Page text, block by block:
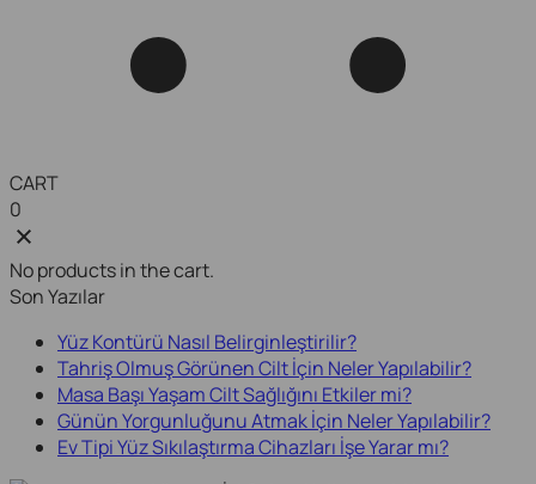
CART
0
No products in the cart.
Son Yazılar
Yüz Kontürü Nasıl Belirginleştirilir?
Tahriş Olmuş Görünen Cilt İçin Neler Yapılabilir?
Masa Başı Yaşam Cilt Sağlığını Etkiler mi?
Günün Yorgunluğunu Atmak İçin Neler Yapılabilir?
Ev Tipi Yüz Sıkılaştırma Cihazları İşe Yarar mı?